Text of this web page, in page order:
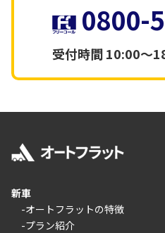
0800-
受付時間10:00～
新車
-オートフラットの特徴
-プラン紹介